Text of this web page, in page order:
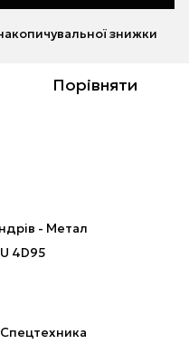
знижки
Порівняти
- Метал
4D95
Спецтехника